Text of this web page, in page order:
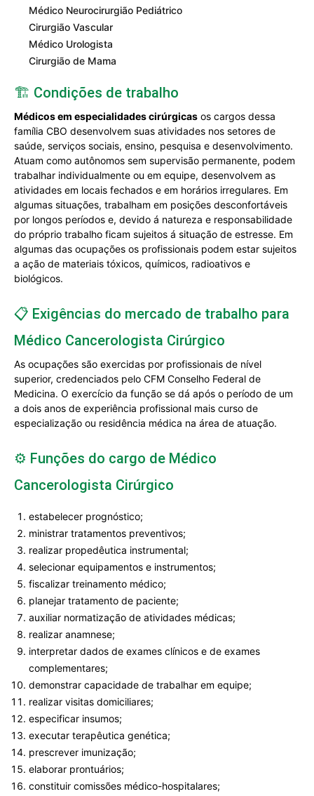
Médico Neurocirurgião Pediátrico
Cirurgião Vascular
Médico Urologista
Cirurgião de Mama
🏗️ Condições de trabalho
Médicos em especialidades cirúrgicas os cargos dessa
família CBO desenvolvem suas atividades nos setores de
saúde, serviços sociais, ensino, pesquisa e desenvolvimento.
Atuam como autônomos sem supervisão permanente, podem
trabalhar individualmente ou em equipe, desenvolvem as
atividades em locais fechados e em horários irregulares. Em
algumas situações, trabalham em posições desconfortáveis
por longos períodos e, devido á natureza e responsabilidade
do próprio trabalho ficam sujeitos á situação de estresse. Em
algumas das ocupações os profissionais podem estar sujeitos
a ação de materiais tóxicos, químicos, radioativos e
biológicos.
📋 Exigências do mercado de trabalho para
Médico Cancerologista Cirúrgico
As ocupações são exercidas por profissionais de nível
superior, credenciados pelo CFM Conselho Federal de
Medicina. O exercício da função se dá após o período de um
a dois anos de experiência profissional mais curso de
especialização ou residência médica na área de atuação.
⚙️ Funções do cargo de Médico
Cancerologista Cirúrgico
estabelecer prognóstico;
ministrar tratamentos preventivos;
realizar propedêutica instrumental;
selecionar equipamentos e instrumentos;
fiscalizar treinamento médico;
planejar tratamento de paciente;
auxiliar normatização de atividades médicas;
realizar anamnese;
interpretar dados de exames clínicos e de exames
complementares;
demonstrar capacidade de trabalhar em equipe;
realizar visitas domiciliares;
especificar insumos;
executar terapêutica genética;
prescrever imunização;
elaborar prontuários;
constituir comissões médico-hospitalares;